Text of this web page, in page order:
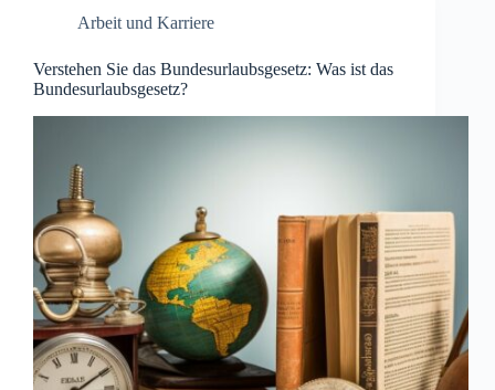
Arbeit und Karriere
Verstehen Sie das Bundesurlaubsgesetz: Was ist das
Bundesurlaubsgesetz?